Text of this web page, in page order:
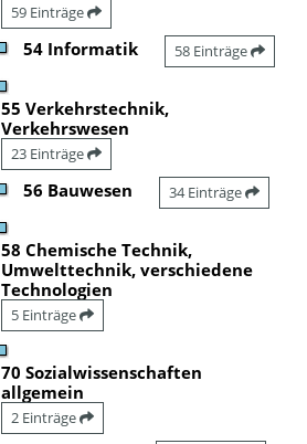
59 Einträge
54 Informatik 58 Einträge
55 Verkehrstechnik,
Verkehrswesen
23 Einträge
56 Bauwesen 34 Einträge
58 Chemische Technik,
Umwelttechnik, verschiedene
Technologien
5 Einträge
70 Sozialwissenschaften
allgemein
2 Einträge